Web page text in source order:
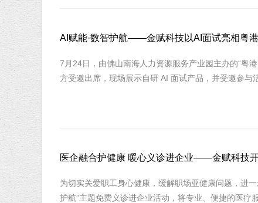
AI赋能·数智护航——金赋科技以AI面试亮相粤
7月24日，由佛山南海人力资源服务产业园主办的“粤
方受邀出席，现场展示自研 AI 面试产品，并受邀参与
医企融合护健康 暖心义诊进企业——金赋科技
为切实关爱职工身心健康，缓解职场亚健康问题，进
护航”主题免费义诊进企业活动，将专业、便捷的医疗